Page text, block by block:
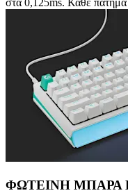
στα 0,125ms. Κάθε πάτημα
ΦΩΤΕΙΝΗ ΜΠΑΡΑ